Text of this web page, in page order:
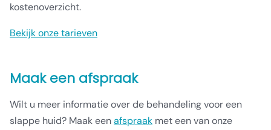
kostenoverzicht.
Bekijk onze tarieven
Maak een afspraak
Wilt u meer informatie over de behandeling voor een
slappe huid? Maak eenafspraak met een van onze